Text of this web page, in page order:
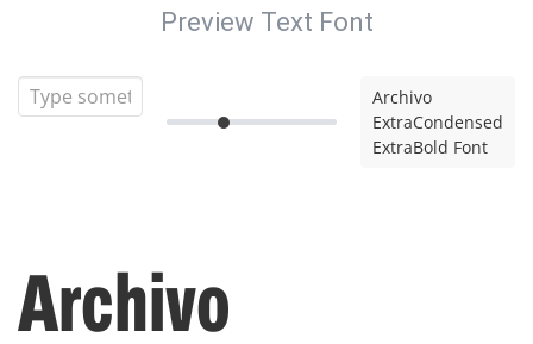
Preview Text Font
Archivo
ExtraCondensed
ExtraBold Font
Archivo